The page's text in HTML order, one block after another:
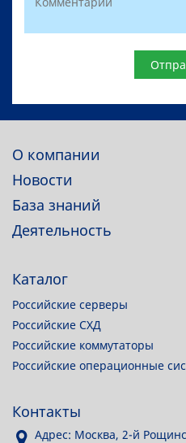
О компании
Новости
База знаний
Деятельность
Каталог
Российские серверы
Российские СХД
Российские коммутаторы
Российские операционные
Контакты
Адрес: Москва, 2-й